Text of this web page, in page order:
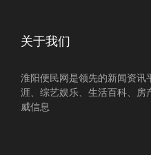
关于我们
淮阳便民网是领先的新闻资讯
涯、综艺娱乐、生活百科、房
威信息